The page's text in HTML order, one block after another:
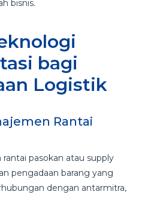
bisnis.
bagi
Logistik
Rantai
pasokan atau supply
pengadaan barang yang
dengan antarmitra,